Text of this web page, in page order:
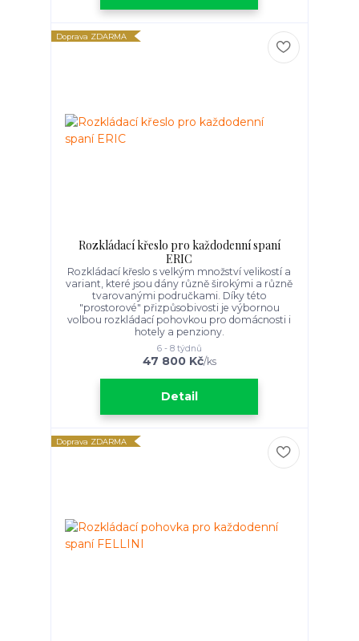
Doprava ZDARMA
Rozkládací křeslo pro každodenní spaní
ERIC
Rozkládací křeslo s velkým množství velikostí a
variant, které jsou dány různě širokými a různě
tvarovanými područkami. Díky této
"prostorové" přizpůsobivosti je výbornou
volbou rozkládací pohovkou pro domácnosti i
hotely a penziony.
47 800 Kč/ks
6 - 8 týdnů
Detail
Doprava ZDARMA